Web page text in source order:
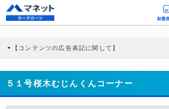
【コンテンツの広告表記に関して】
商品を根拠なくPRするものではなく、当編集部の調
どに基づき、公平性を担保した情報提供を行っていま
>提携企業一覧
５１号桜木むじんくんコーナー